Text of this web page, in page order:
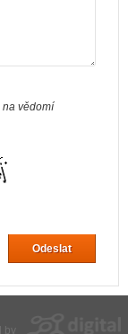
na vědomí
Odeslat
by